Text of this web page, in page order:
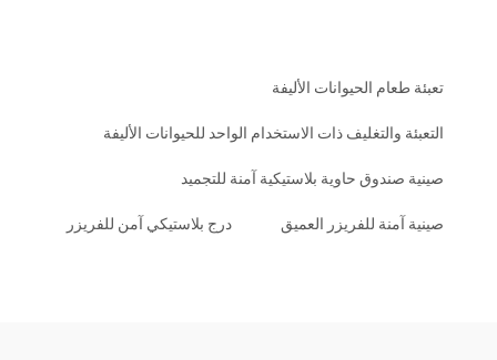
الحيوانات الأليفة
والتغليف ذات الاستخدام الواحد للحيوانات الأليفة
حاوية بلاستيكية آمنة للتجميد
للفريزر العميق درج بلاستيكي آمن للفريزر